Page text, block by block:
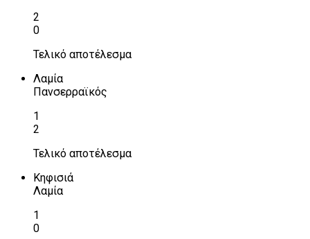
2
0
Τελικό αποτέλεσμα
Λαμία
Πανσερραϊκός
1
2
Τελικό αποτέλεσμα
Κηφισιά
Λαμία
1
0